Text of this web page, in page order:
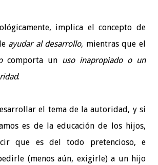
implica el concepto de
ayudar al desarrollo, mientras que el
comporta un uso inapropiado o un
.
el tema de la autoridad, y si
es de la educación de los hijos,
que es del todo pretencioso, e
(menos aún, exigirle) a un hijo